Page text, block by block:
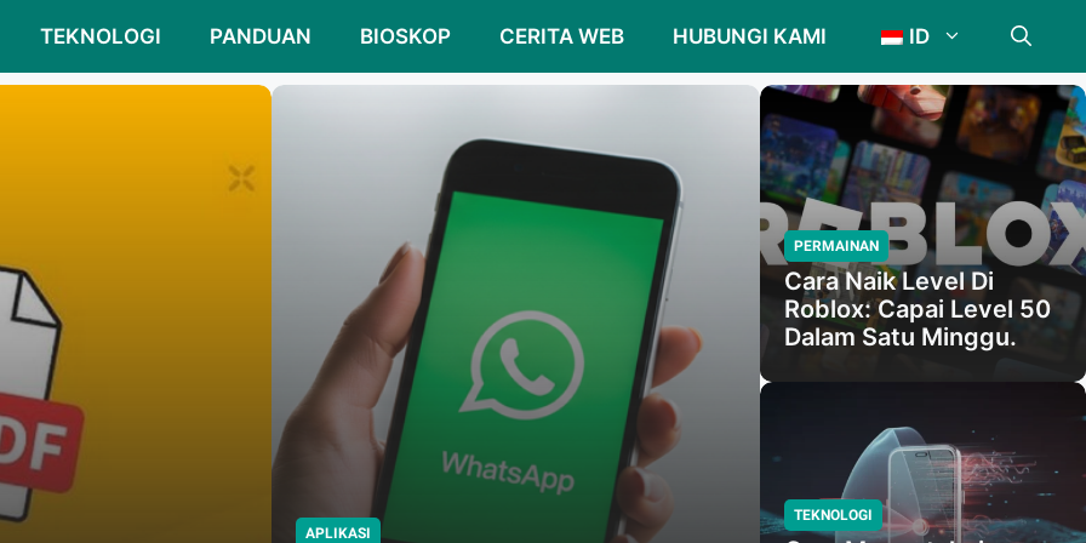
TEKNOLOGI PANDUAN BIOSKOP CERITA WEB HUBUNGI KAMI ID
APLIKASI
PERMAINAN
Cara Naik Level Di
Roblox: Capai Level 50
Dalam Satu Minggu.
TEKNOLOGI